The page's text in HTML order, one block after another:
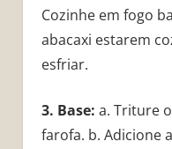
Cozinhe em fogo
abacaxi estarem
esfriar.
3. Base: a. Triture
farofa. b. Adicione